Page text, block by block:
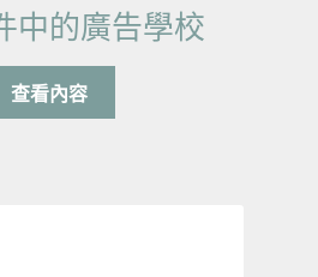
中的廣告學校
查看內容